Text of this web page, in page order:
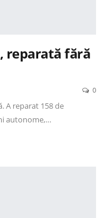
reparată fără
0
A reparat 158 de
autonome,…